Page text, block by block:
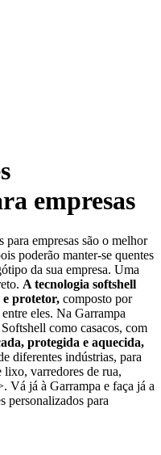
empresas
para empresas são o melhor
poderão manter-se quentes
da sua empresa. Uma
A tecnologia softshell
e protetor, composto por
eles. Na Garrampa
como casacos, com
protegida e aquecida,
diferentes indústrias, para
lixo, varredores de rua,
Vá já à Garrampa e faça já a
personalizados para